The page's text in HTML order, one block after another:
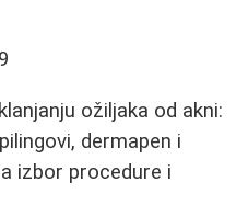
ožiljaka od akni:
dermapen i
izbor procedure i